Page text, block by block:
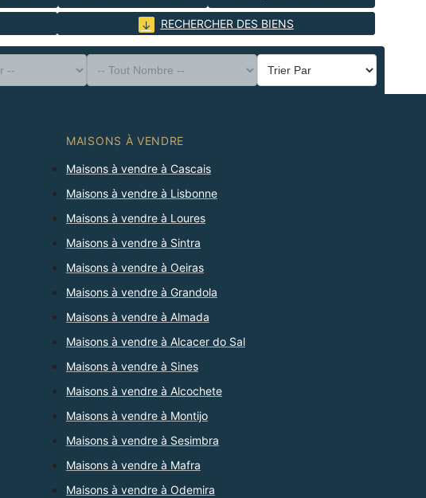
RECHERCHER DES BIENS
MAISONS À VENDRE
Maisons à vendre à Cascais
Maisons à vendre à Lisbonne
Maisons à vendre à Loures
Maisons à vendre à Sintra
Maisons à vendre à Oeiras
Maisons à vendre à Grandola
Maisons à vendre à Almada
Maisons à vendre à Alcacer do Sal
Maisons à vendre à Sines
Maisons à vendre à Alcochete
Maisons à vendre à Montijo
Maisons à vendre à Sesimbra
Maisons à vendre à Mafra
Maisons à vendre à Odemira